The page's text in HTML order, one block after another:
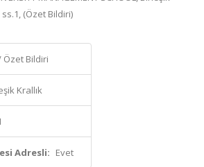
ss.1, (Özet Bildiri)
Özet Bildiri
Krallık
Adresli: Evet